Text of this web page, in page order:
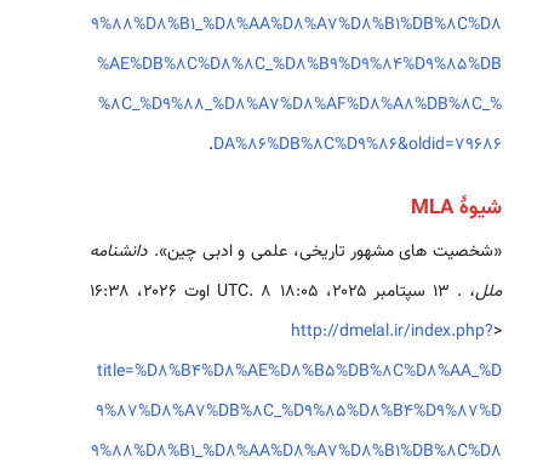
9%88%D8%B1_%D8%AA%D8%A7%D8%B1%DB%8C%D8
%AE%DB%8C%D8%8C_%D8%B9%D9%84%D9%85%DB
%8C_%D9%88_%D8%A7%D8%AF%D8%A8%DB%8C_%
DA%86%DB%8C%D9%86&oldid=79686
.
شیوهٔ MLA
«شخصیت های مشهور تاریخی، علمی و ادبی چین». دانشنامه
ملل،
. ۱۳ سپتامبر ۲۰۲۵، ‏۱۸:۰۵ UTC. ۸ اوت ۲۰۲۶، ‏۱۶:۳۸
<
http://dmelal.ir/index.php?
title=%D8%B4%D8%AE%D8%B5%DB%8C%D8%AA_%D
9%87%D8%A7%DB%8C_%D9%85%D8%B4%D9%87%D
9%88%D8%B1_%D8%AA%D8%A7%D8%B1%DB%8C%D8